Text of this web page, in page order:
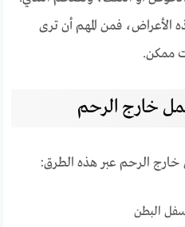
الأعراض، فمن المهم أن ترى
ممكن.
خارج الرحم
الرحم عبر هذه الطرق:
البطن